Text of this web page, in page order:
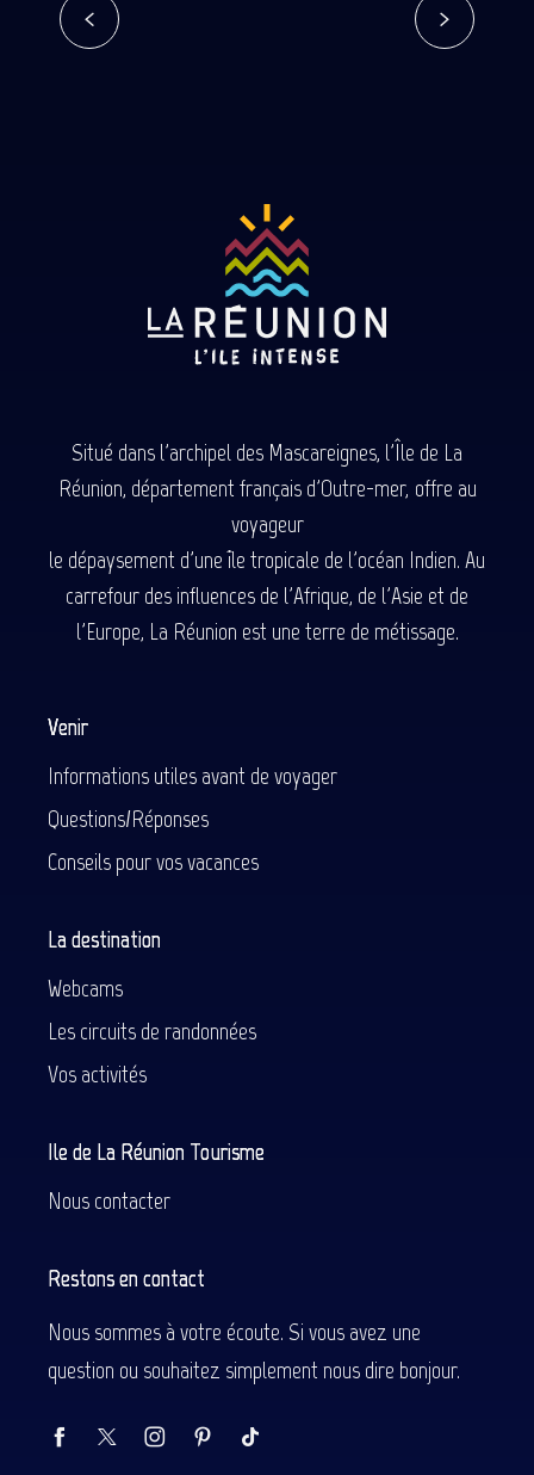
Situé dans l'archipel des Mascareignes, l'Île de La
Réunion, département français d'Outre-mer, offre au
voyageur
le dépaysement d'une île tropicale de l'océan Indien. Au
carrefour des influences de l'Afrique, de l'Asie et de
l'Europe, La Réunion est une terre de métissage.
Venir
Informations utiles avant de voyager
Questions/Réponses
Conseils pour vos vacances
La destination
Webcams
Les circuits de randonnées
Vos activités
Ile de La Réunion Tourisme
Nous contacter
Restons en contact
Nous sommes à votre écoute. Si vous avez une
question ou souhaitez simplement nous dire bonjour.